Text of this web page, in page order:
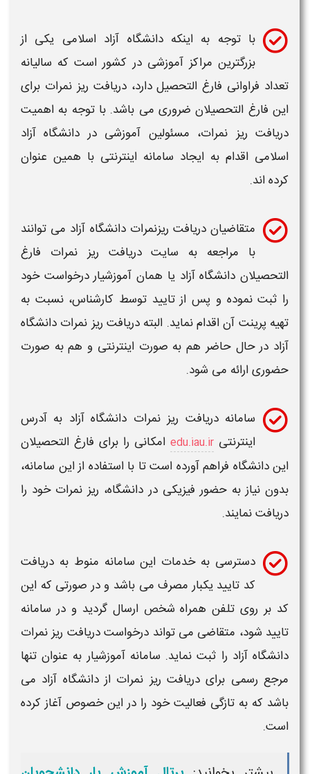
با توجه به اینکهدانشگاه آزاداسلامی یکی از
بزرگترین مراکز آموزشی در کشور است که سالیانه
تعداد فراوانی فارغ التحصیل دارد،دریافت ریز نمرات برای
این فارغ التحصیلان ضروری می باشد. با توجه به اهمیت
دریافت ریز نمرات، مسئولین آموزشی در دانشگاه آزاد
اسلامی اقدام به ایجاد سامانه اینترنتی با همین عنوان
کرده اند.
متقاضیاندریافت ریزنمرات دانشگاه آزاد می توانند
با مراجعه به سایت دریافت ریز نمرات فارغ
التحصیلان دانشگاه آزاد یا همان آموزشیار درخواست خود
را ثبت نموده و پس از تایید توسط کارشناس، نسبت به
تهیه پرینت آن اقدام نماید. البته دریافت ریز نمرات دانشگاه
آزاد در حال حاضر هم به صورت اینترنتی و هم به صورت
حضوری ارائه می شود.
سامانه دریافت ریز نمرات دانشگاه آزاد به آدرس
اینترنتی edu.iau.ir امکانی را برای فارغ التحصیلان
ایندانشگاه فراهم آورده است تا با استفاده از این سامانه،
بدون نیاز به حضور فیزیکی در دانشگاه، ریز نمرات خود را
دریافتنمایند.
دسترسی به خدمات این سامانه منوط به دریافت
کد تایید یکبار مصرف می باشد و در صورتی که این
کد بر روی تلفن همراه شخص ارسال گردید و در سامانه
تایید شود، متقاضی می تواند درخواستدریافت ریز نمرات
دانشگاه آزاد را ثبت نماید. سامانهآموزشیار به عنوان تنها
مرجع رسمی برای دریافت ریز نمرات ازدانشگاه آزاد می
باشد که به تازگی فعالیت خود را در این خصوص آغاز کرده
است.